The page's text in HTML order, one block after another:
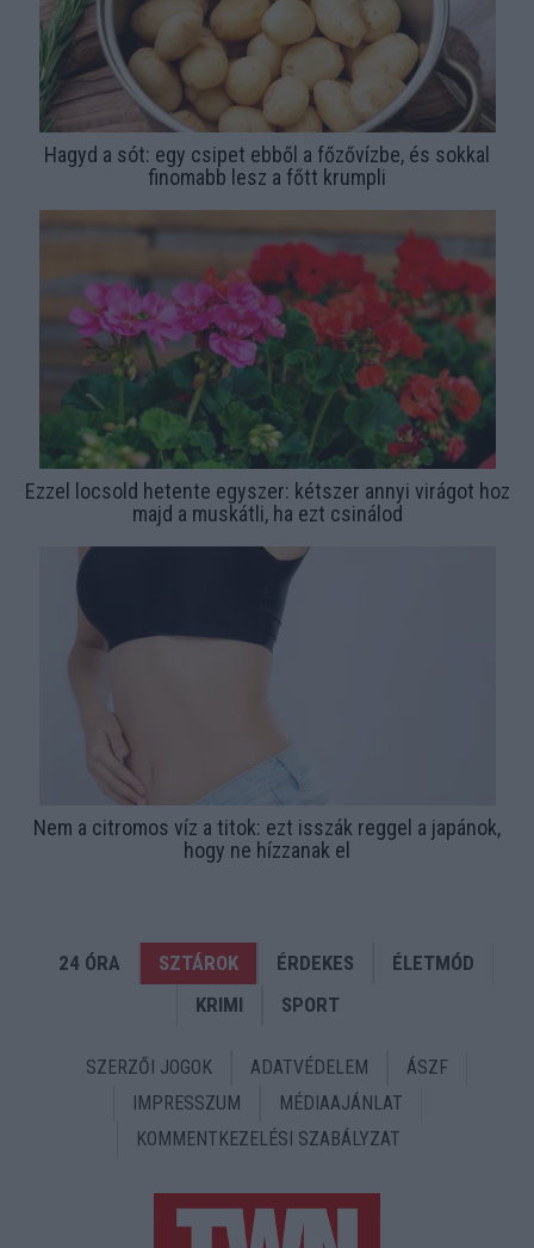
Hagyd a sót: egy csipet ebből a főzővízbe, és sokkal
finomabb lesz a főtt krumpli
Ezzel locsold hetente egyszer: kétszer annyi virágot hoz
majd a muskátli, ha ezt csinálod
Nem a citromos víz a titok: ezt isszák reggel a japánok,
hogy ne hízzanak el
24 ÓRA SZTÁROK ÉRDEKES
ÉLETMÓD
KRIMI
SPORT
SZERZŐI JOGOK ADATVÉDELEM
ÁSZF
IMPRESSZUM
MÉDIAAJÁNLAT
KOMMENTKEZELÉSI SZABÁLYZAT